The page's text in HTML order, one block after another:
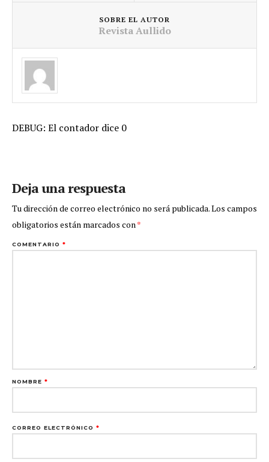
SOBRE EL AUTOR
Revista Aullido
DEBUG: El contador dice 0
Deja una respuesta
Tu dirección de correo electrónico no será publicada.Los campos
obligatorios están marcados con*
COMENTARIO *
NOMBRE *
CORREO ELECTRÓNICO *